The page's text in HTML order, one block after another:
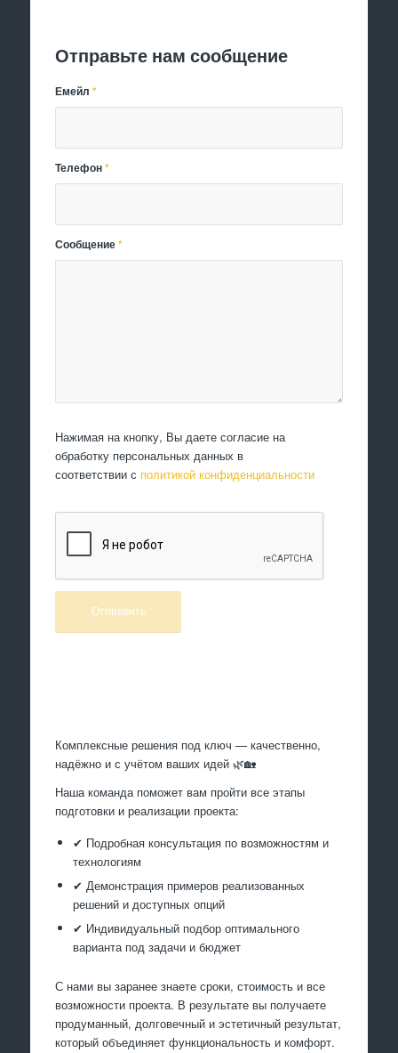
Отправьте нам сообщение
Емейл*
Телефон*
Сообщение*
Нажимая на кнопку, Вы даете согласие на
обработку персональных данных в
соответствии с политикой конфиденциальности
Комплексные решения под ключ — качественно,
надёжно и с учётом ваших идей 🌿🏡
Наша команда поможет вам пройти все этапы
подготовки и реализации проекта:
✔ Подробная консультация по возможностям и
технологиям
✔ Демонстрация примеров реализованных
решений и доступных опций
✔ Индивидуальный подбор оптимального
варианта под задачи и бюджет
С нами вы заранее знаете сроки, стоимость и все
возможности проекта. В результате вы получаете
продуманный, долговечный и эстетичный результат,
который объединяет функциональность и комфорт.